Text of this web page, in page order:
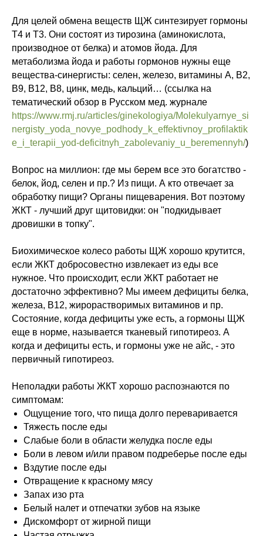
Для целей обмена веществ ЩЖ синтезирует гормоны
Т4 и Т3. Они состоят из тирозина (аминокислота,
производное от белка) и атомов йода. Для
метаболизма йода и работы гормонов нужны еще
вещества-синергисты: селен, железо, витамины А, В2,
В9, В12, В8, цинк, медь, кальций… (ссылка на
тематический обзор в Русском мед. журнале
https://www.rmj.ru/articles/ginekologiya/Molekulyarnye_si
nergisty_yoda_novye_podhody_k_effektivnoy_profilaktik
e_i_terapii_yod-deficitnyh_zabolevaniy_u_beremennyh/)
Вопрос на миллион: где мы берем все это богатство -
белок, йод, селен и пр.? Из пищи. А кто отвечает за
обработку пищи? Органы пищеварения. Вот поэтому
ЖКТ - лучший друг щитовидки: он "подкидывает
дровишки в топку".
Биохимическое колесо работы ЩЖ хорошо крутится,
если ЖКТ добросовестно извлекает из еды все
нужное. Что происходит, если ЖКТ работает не
достаточно эффективно? Мы имеем дефициты белка,
железа, В12, жирорастворимых витаминов и пр.
Состояние, когда дефициты уже есть, а гормоны ЩЖ
еще в норме, называется тканевый гипотиреоз. А
когда и дефициты есть, и гормоны уже не айс, - это
первичный гипотиреоз.
Неполадки работы ЖКТ хорошо распознаются по
симптомам:
Ощущение того, что пища долго переваривается
Тяжесть после еды
Слабые боли в области желудка после еды
Боли в левом и/или правом подреберье после еды
Вздутие после еды
Отвращение к красному мясу
Запах изо рта
Белый налет и отпечатки зубов на языке
Дискомфорт от жирной пищи